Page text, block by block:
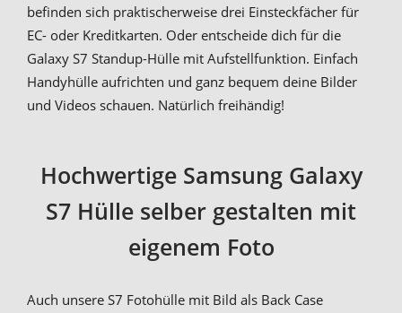
befinden sich praktischerweise drei Einsteckfächer für
EC- oder Kreditkarten. Oder entscheide dich für die
Galaxy S7 Standup-Hülle mit Aufstellfunktion. Einfach
Handyhülle aufrichten und ganz bequem deine Bilder
und Videos schauen. Natürlich freihändig!
Hochwertige Samsung Galaxy
S7 Hülle selber gestalten mit
eigenem Foto
Auch unsere S7 Fotohülle mit Bild als Back Case